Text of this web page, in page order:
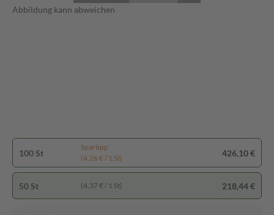
Abbildung kann abweichen
100 St
Spartipp
(4,26 € / 1 St)
426,10 €
50 St (4,37 € / 1 St) 218,44 €